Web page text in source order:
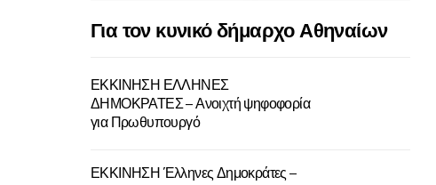
Για τον κυνικό δήμαρχο Αθηναίων
ΕΚΚΙΝΗΣΗ ΕΛΛΗΝΕΣ
ΔΗΜΟΚΡΑΤΕΣ – Ανοιχτή ψηφοφορία
για Πρωθυπουργό
ΕΚΚΙΝΗΣΗ Έλληνες Δημοκράτες –